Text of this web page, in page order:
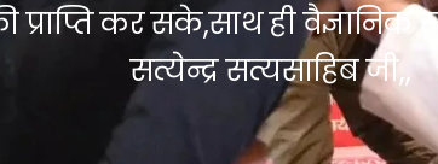
कर सके,साथ ही वैज्ञानिक
सत्येन्द्र सत्यसाहिब जी,,